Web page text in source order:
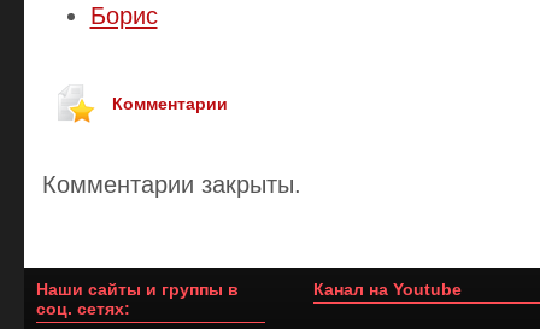
Борис
Комментарии
Комментарии закрыты.
Наши сайты и группы в
соц. сетях:
Канал на Youtube